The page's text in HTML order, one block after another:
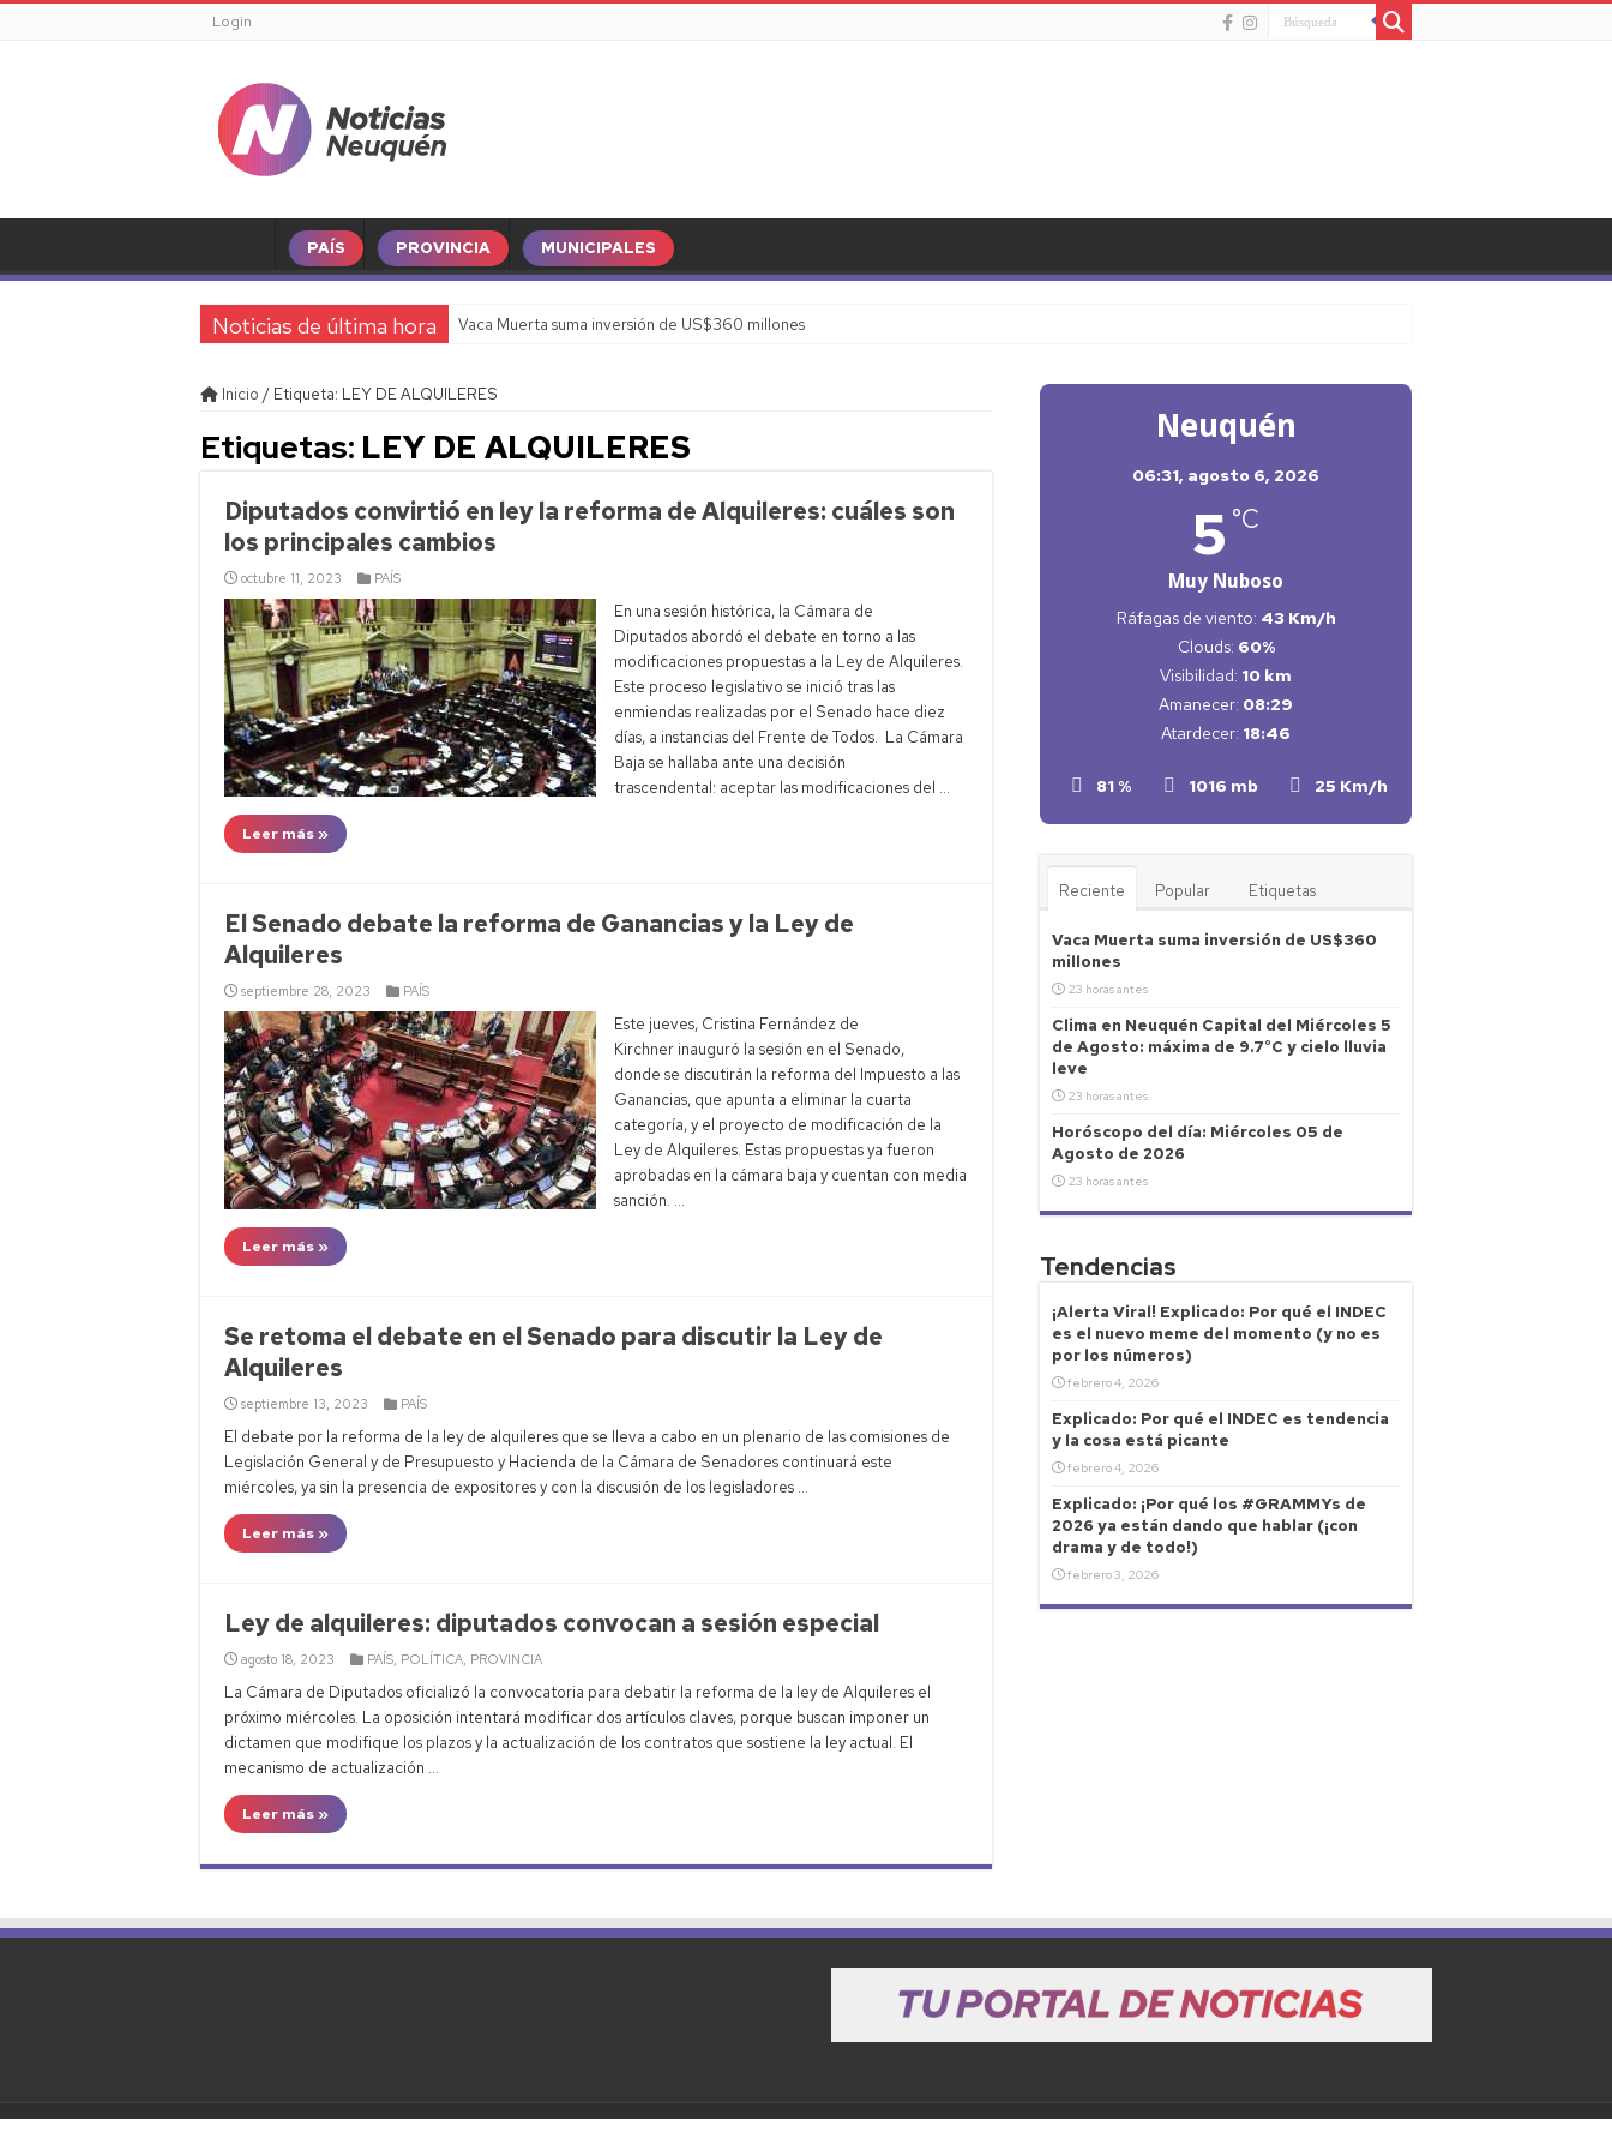
Login
PAÍS PROVINCIA MUNICIPALES
Noticias de última hora Vaca Muerta suma inversión de US$360 millones
Inicio / Etiqueta: LEY DE ALQUILERES
Etiquetas: LEY DE ALQUILERES
Diputados convirtió en ley la reforma de Alquileres: cuáles son
los principales cambios
octubre 11, 2023 PAÍS
En una sesión histórica, la Cámara de
Diputados abordó el debate en torno a las
modificaciones propuestas a la Ley de Alquileres.
Este proceso legislativo se inició tras las
enmiendas realizadas por el Senado hace diez
días, a instancias del Frente de Todos. La Cámara
Baja se hallaba ante una decisión
trascendental: aceptar las modificaciones del …
Leer más »
El Senado debate la reforma de Ganancias y la Ley de
Alquileres
septiembre 28, 2023 PAÍS
Este jueves, Cristina Fernández de
Kirchner inauguró la sesión en el Senado,
donde se discutirán la reforma del Impuesto a las
Ganancias, que apunta a eliminar la cuarta
categoría, y el proyecto de modificación de la
Ley de Alquileres. Estas propuestas ya fueron
aprobadas en la cámara baja y cuentan con media
sanción. …
Leer más »
Se retoma el debate en el Senado para discutir la Ley de
Alquileres
septiembre 13, 2023 PAÍS
El debate por la reforma de la ley de alquileres que se lleva a cabo en un plenario de las comisiones de
Legislación General y de Presupuesto y Hacienda de la Cámara de Senadores continuará este
miércoles, ya sin la presencia de expositores y con la discusión de los legisladores …
Leer más »
Ley de alquileres: diputados convocan a sesión especial
agosto 18, 2023 PAÍS, POLÍTICA, PROVINCIA
La Cámara de Diputados oficializó la convocatoria para debatir la reforma de la ley de Alquileres el
próximo miércoles. La oposición intentará modificar dos artículos claves, porque buscan imponer un
dictamen que modifique los plazos y la actualización de los contratos que sostiene la ley actual. El
mecanismo de actualización …
Leer más »
Neuquén
06:31, agosto 6, 2026
5 °C
Muy Nuboso
81 % 1016 mb 25 Km/h
Ráfagas de viento: 43 Km/h
Clouds: 60%
Visibilidad: 10 km
Amanecer: 08:29
Atardecer: 18:46
Reciente Popular Etiquetas
Vaca Muerta suma inversión de US$360
millones
23 horas antes
Clima en Neuquén Capital del Miércoles 5
de Agosto: máxima de 9.7°C y cielo lluvia
leve
23 horas antes
Horóscopo del día: Miércoles 05 de
Agosto de 2026
23 horas antes
Tendencias
¡Alerta Viral! Explicado: Por qué el INDEC
es el nuevo meme del momento (y no es
por los números)
febrero 4, 2026
Explicado: Por qué el INDEC es tendencia
y la cosa está picante
febrero 4, 2026
Explicado: ¡Por qué los #GRAMMYs de
2026 ya están dando que hablar (¡con
drama y de todo!)
febrero 3, 2026